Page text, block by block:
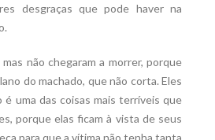
desgraças que pode haver na
não chegaram a morrer, porque
do machado, que não corta. Eles
é uma das coisas mais terríveis que
porque elas ficam à vista de seus
para que a vítima não tenha tanta